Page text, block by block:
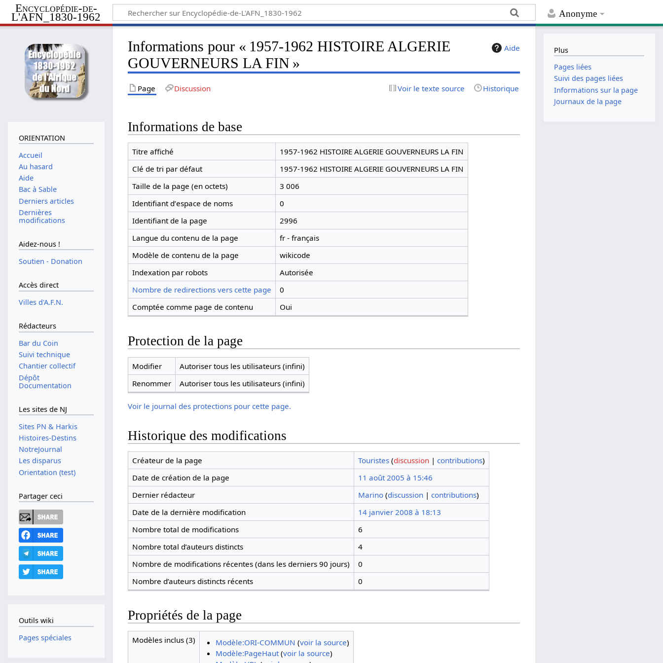
Anonyme
Encyclopédie-de-
L'AFN_1830-1962
Aide
Informations pour « 1957-1962 HISTOIRE ALGERIE
GOUVERNEURS LA FIN »
Page Discussion Voir le texte source Historique
Informations de base
Titre affiché
1957-1962 HISTOIRE ALGERIE GOUVERNEURS LA FIN
Clé de tri par défaut
1957-1962 HISTOIRE ALGERIE GOUVERNEURS LA FIN
Taille de la page (en octets)
3 006
Identifiant dʼespace de noms
0
Identifiant de la page
2996
Langue du contenu de la page
fr - français
Modèle de contenu de la page
wikicode
Indexation par robots
Autorisée
Nombre de redirections vers cette page
0
Comptée comme page de contenu
Oui
Protection de la page
Modifier
Autoriser tous les utilisateurs (infini)
Renommer
Autoriser tous les utilisateurs (infini)
Voir le journal des protections pour cette page.
Historique des modifications
Créateur de la page Touristes (discussion| contributions)
Date de création de la page
11 août 2005 à 15:46
Dernier rédacteur
Marino (discussion| contributions)
Date de la dernière modification
14 janvier 2008 à 18:13
Nombre total de modifications
6
Nombre total d’auteurs distincts
4
Nombre de modifications récentes (dans les derniers 90 jours)
0
Nombre d’auteurs distincts récents
0
Propriétés de la page
Modèles inclus (3) Modèle:ORI-COMMUN (voir la source)
Modèle:PageHaut(voir la source)
ORIENTATION
Accueil
Au hasard
Aide
Bac à Sable
Derniers articles
Dernières
modifications
Aidez-nous !
Soutien - Donation
Accès direct
Villes d'A.F.N.
Rédacteurs
Bar du Coin
Suivi technique
Chantier collectif
Dépôt
Documentation
Les sites de NJ
Sites PN & Harkis
Histoires-Destins
NotreJournal
Les disparus
Orientation (test)
Partager ceci
Outils wiki
Pages spéciales
Plus
Pages liées
Suivi des pages liées
Informations sur la page
Journaux de la page